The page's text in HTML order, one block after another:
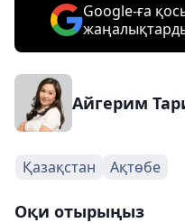
Google-ға
Айгерим
Қазақстан Ақтөбе
Оқи отырыңыз